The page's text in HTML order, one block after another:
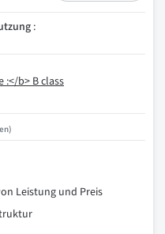
:
Leistung und Preis